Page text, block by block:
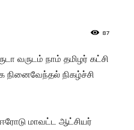
87
வருடம் நாம் தமிழர் கட்சி
நினைவேந்தல் நிகழ்ச்சி
மாவட்ட ஆட்சியர்